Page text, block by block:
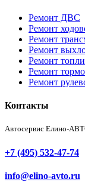
Ремонт ДВС
Ремонт
Ремонт
Ремонт
Ремонт
Ремонт
Ремонт
Контакты
Автосервис Елино-
+7 (495) 532-47-74
info@elino-avto.ru